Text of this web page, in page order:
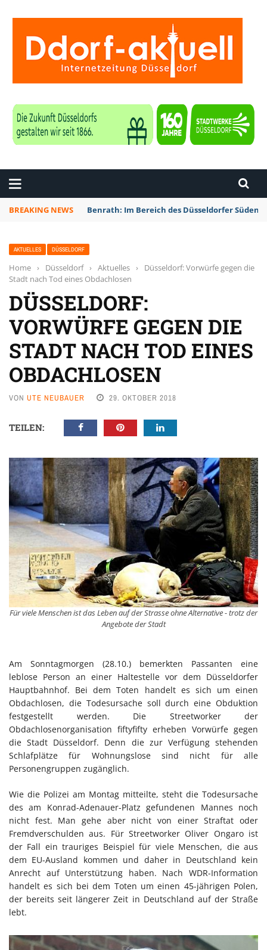
BREAKING NEWS Benrath: Im Bereich des Düsseldorfer
AKTUELLES DÜSSELDORF
Home › Düsseldorf › Aktuelles ›
Düsseldorf: Vorwürfe gegen die
Stadt nach Tod eines Obdachlosen
DÜSSELDORF:
VORWÜRFE GEGEN DIE
STADT NACH TOD EINES
OBDACHLOSEN
VON UTE NEUBAUER 29. OKTOBER 2018
TEILEN:
Für viele Menschen ist das Leben auf der Strasse ohne Alternative - trotz der
Angebote der Stadt
Am Sonntagmorgen (28.10.) bemerkten Passanten eine
leblose Person an einer Haltestelle vor dem Düsseldorfer
Hauptbahnhof. Bei dem Toten handelt es sich um einen
Obdachlosen, die Todesursache soll durch eine Obduktion
festgestellt werden. Die Streetworker der
Obdachlosenorganisation fiftyfifty erheben Vorwürfe gegen
die Stadt Düsseldorf. Denn die zur Verfügung stehenden
Schlafplätze für Wohnungslose sind nicht für alle
Personengruppen zugänglich.
Wie die Polizei am Montag mitteilte, steht die Todesursache
des am Konrad-Adenauer-Platz gefundenen Mannes noch
nicht fest. Man gehe aber nicht von einer Straftat oder
Fremdverschulden aus. Für Streetworker Oliver Ongaro ist
der Fall ein trauriges Beispiel für viele Menschen, die aus
dem EU-Ausland kommen und daher in Deutschland kein
Anrecht auf Unterstützung haben. Nach WDR-Information
handelt es sich bei dem Toten um einen 45-jährigen Polen,
der bereits seit längerer Zeit in Deutschland auf der Straße
lebt.